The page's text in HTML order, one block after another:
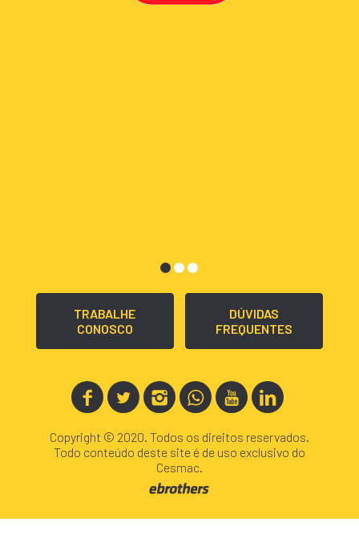
TRABALHE
CONOSCO
DÚVIDAS
FREQUENTES
Copyright © 2020. Todos os direitos reservados.
Todo conteúdo deste site é de uso exclusivo do
Cesmac.